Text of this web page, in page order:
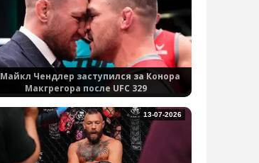
Майкл Чендлер заступился за Конора
Макгрегора после UFC 329
13-07-2026